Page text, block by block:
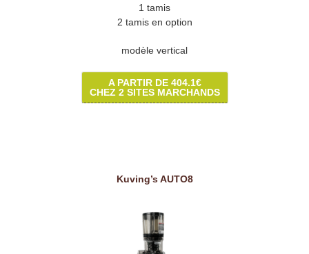
1 tamis
2 tamis en option
modèle vertical
A PARTIR DE 404.1€
CHEZ 2 SITES MARCHANDS
Kuving’s AUTO8